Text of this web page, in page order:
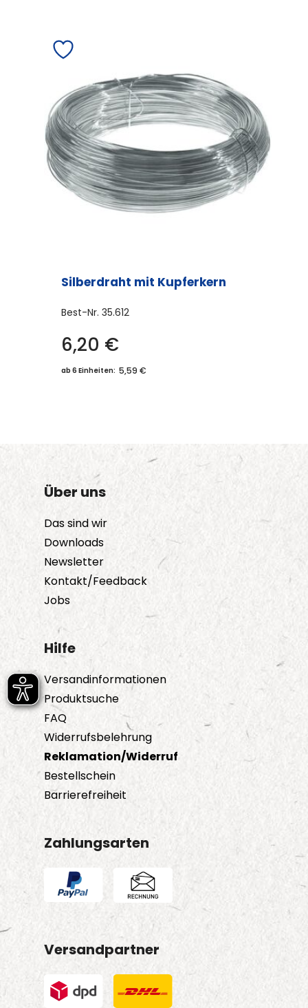
Silberdraht mit Kupferkern
Best-Nr. 35.612
6,20 €
ab 6 Einheiten: 5,59 €
Über uns
Das sind wir
Downloads
Newsletter
Kontakt/Feedback
Jobs
Hilfe
Versandinformationen
Produktsuche
FAQ
Widerrufsbelehrung
Reklamation/Widerruf
Bestellschein
Barrierefreiheit
Zahlungsarten
Versandpartner